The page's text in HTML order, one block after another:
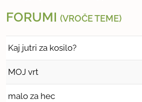
FORUMI (VROČE TEME)
Kaj jutri za kosilo?
MOJ vrt
malo za hec